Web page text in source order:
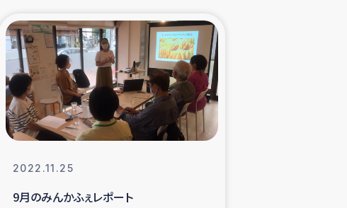
南部洪水被災者支援
復興支援事業
登半島地震 緊急支援
2022.11.25
9月のみんかふぇレポート